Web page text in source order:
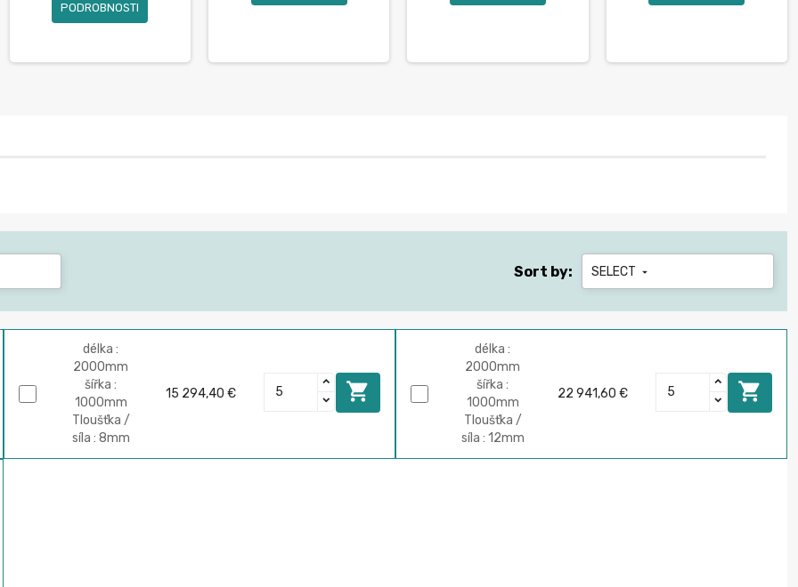
PODROBNOSTI
Sort by: SELECT 
délka :
2000mm
šířka :
1000mm
Tloušťka /
síla : 8mm
15 294,40 € 
délka :
2000mm
šířka :
1000mm
Tloušťka /
síla : 12mm
22 941,60 € 